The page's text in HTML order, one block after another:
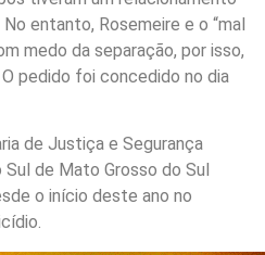
entanto, Rosemeire e o “mal
medo da separação, por isso,
pedido foi concedido no dia
de Justiça e Segurança
de Mato Grosso do Sul
o início deste ano no